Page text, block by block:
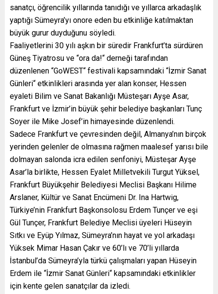
sanatçı, öğrencilik yıllarında tanıdığı ve yıllarca arkadaşlık
yaptığı Sümeyra’yı onore eden bu etkinliğe katılmaktan
büyük gurur duyduğunu söyledi.
Faaliyetlerini 30 yılı aşkın bir süredir Frankfurt’ta sürdüren
Güneş Tiyatrosu ve “ora da!“ derneği tarafından
düzenlenen “GoWEST“ festivali kapsamındaki “İzmir Sanat
Günleri“ etkinlikleri arasında yer alan konser, Hessen
eyaleti Bilim ve Sanat Bakanlığı Müsteşarı Ayşe Asar,
Frankfurt ve İzmir’in büyük şehir belediye başkanları Tunç
Soyer ile Mike Josef’in himayesinde düzenlendi.
Sadece Frankfurt ve çevresinden değil, Almanya’nın birçok
yerinden gelenler de olmasına rağmen maalesef yarısı bile
dolmayan salonda icra edilen senfoniyi, Müsteşar Ayşe
Asar’la birlikte, Hessen Eyalet Milletvekili Turgut Yüksel,
Frankfurt Büyükşehir Belediyesi Meclisi Başkanı Hilime
Arslaner, Kültür ve Sanat Encümeni Dr. Ina Hartwig,
Türkiye’nin Frankfurt Başkonsolosu Erdem Tunçer ve eşi
Gül Tunçer, Frankfurt Belediye Meclisi üyeleri Hüseyin
Sıtkı ve Eyüp Yılmaz, Sümeyra’nın hayat ve yol arkadaşı
Yüksek Mimar Hasan Çakır ve 60’lı ve 70’li yıllarda
İstanbul’da Sümeyra’yla türkü çalışmaları yapan Hüseyin
Erdem ile “İzmir Sanat Günleri“ kapsamındaki etkinlikler
için kente gelen sanatçılar da izledi.